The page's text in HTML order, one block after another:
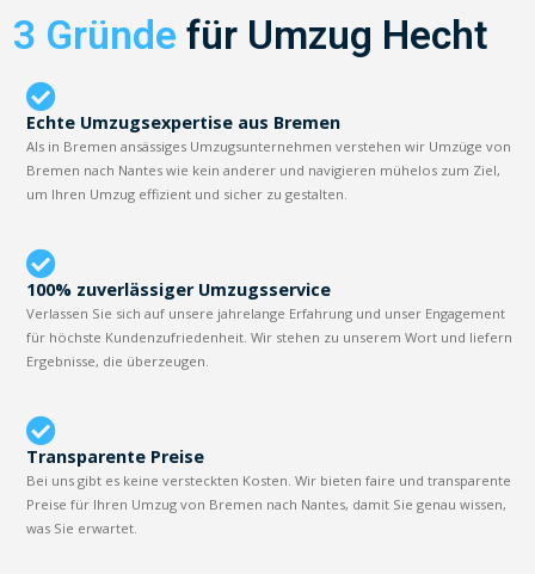
3 Gründe für Umzug Hecht
Echte Umzugsexpertise aus Bremen
Als in Bremen ansässiges Umzugsunternehmen verstehen wir Umzüge von
Bremen nach Nantes wie kein anderer und navigieren mühelos zum Ziel,
um Ihren Umzug effizient und sicher zu gestalten.
100% zuverlässiger Umzugsservice
Verlassen Sie sich auf unsere jahrelange Erfahrung und unser Engagement
für höchste Kundenzufriedenheit. Wir stehen zu unserem Wort und liefern
Ergebnisse, die überzeugen.
Transparente Preise
Bei uns gibt es keine versteckten Kosten. Wir bieten faire und transparente
Preise für Ihren Umzug von Bremen nach Nantes, damit Sie genau wissen,
was Sie erwartet.